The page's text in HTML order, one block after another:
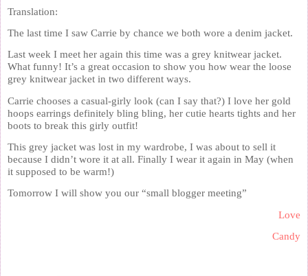
Translation:
The last time I saw Carrie by chance we both wore a denim jacket.
Last week I meet her again this time was a grey knitwear jacket.
What funny! It’s a great occasion to show you how wear the loose
grey knitwear jacket in two different ways.
Carrie chooses a casual-girly look (can I say that?) I love her gold
hoops earrings definitely bling bling, her cutie hearts tights and her
boots to break this girly outfit!
This grey jacket was lost in my wardrobe, I was about to sell it
because I didn’t wore it at all. Finally I wear it again in May (when
it supposed to be warm!)
Tomorrow I will show you our “small blogger meeting”
Love
Candy